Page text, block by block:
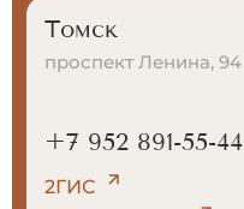
Томск
проспект Ленина, 94
+7 952 891-55-44
2ГИС